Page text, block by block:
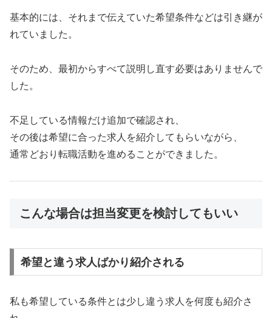
基本的には、それまで伝えていた希望条件などは引き継が
れていました。
そのため、最初からすべて説明し直す必要はありませんで
した。
不足している情報だけ追加で確認され、
その後は希望に合った求人を紹介してもらいながら、
通常どおり転職活動を進めることができました。
こんな場合は担当変更を検討してもいい
希望と違う求人ばかり紹介される
私も希望している条件とは少し違う求人を何度も紹介さ